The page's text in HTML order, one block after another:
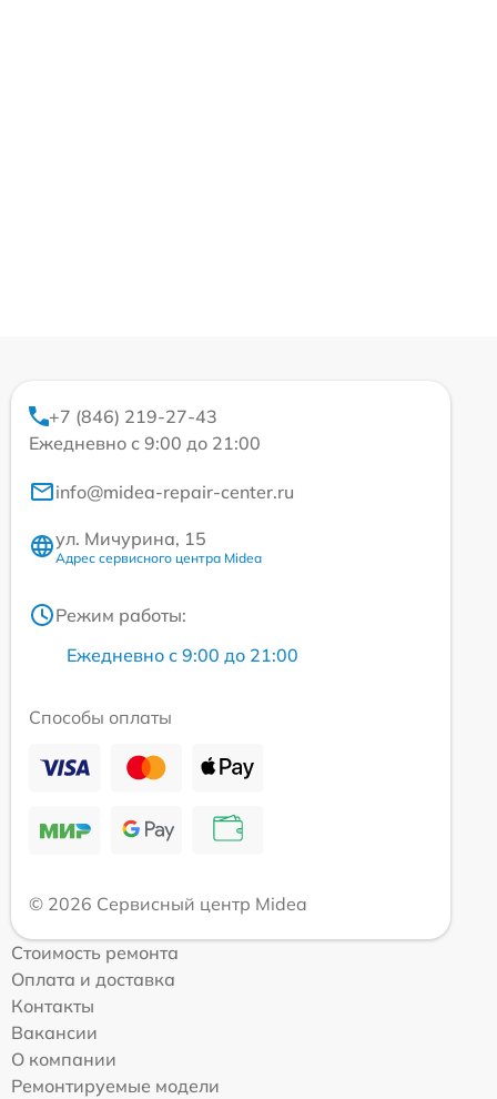
+7 (846) 219-27-43
Ежедневно с 9:00 до 21:00
info@midea-repair-center.ru
ул. Мичурина, 15
Адрес сервисного центра Midea
Режим работы:
Ежедневно с 9:00 до 21:00
Способы оплаты
© 2026 Сервисный центр Midea
Стоимость ремонта
Оплата и доставка
Контакты
Вакансии
О компании
Ремонтируемые модели